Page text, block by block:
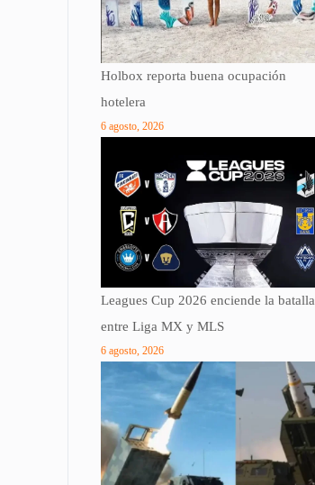
Holbox reporta buena ocupación
hotelera
6 agosto, 2026
Leagues Cup 2026 enciende la batalla
entre Liga MX y MLS
6 agosto, 2026